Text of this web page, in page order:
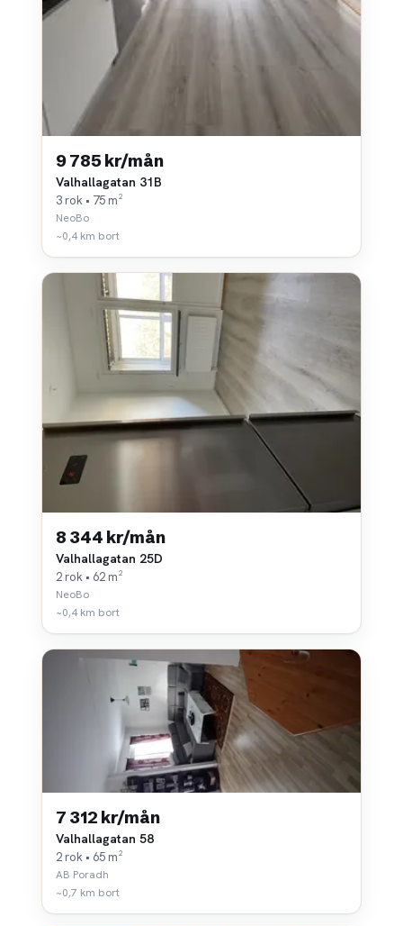
9 785 kr/mån
Valhallagatan 31B
3 rok • 75 m²
NeoBo
~0,4 km bort
8 344 kr/mån
Valhallagatan 25D
2 rok • 62 m²
NeoBo
~0,4 km bort
7 312 kr/mån
Valhallagatan 58
2 rok • 65 m²
AB Poradh
~0,7 km bort